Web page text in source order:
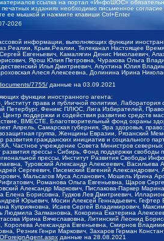
ссылка на портал «ИнфоШОС»
изданиях необходимо письменное
ее мышкой и нажмите клавиши Ctrl+Enter
2026
информации, выполняющих функции
Крым.Реалии, Телеканал Настоящее
Евгеньевич, Камалягин Денис Николаевич,
Ярош Юлия Петровна, Чуракова Ольга
Илья Дмитриевич, Апухтина Юлия
Алеся Алексеевна, Долинина Ирина
7755/ данные на 03.09.2021
функции иностранного агента:
права и публичной политики,
Петербург, Феникс ПЛЮС, Лига Избирателей,
поддержки и содействия развитию средств
ВМЕСТЕ, Благотворительный фонд охраны
Апрель, Самарская губерния, Эра здоровья,
группа, Женщины Евразии, Рязанский
развития гражданских инициатив и социального
учреждение Совета Министров северных
прессы - Сибирь, Фонд поддержки
прессы, Институт Развития Свободы
Туровский Александр Алексеевич,
Сергеевич, Писемский Евгений
Мальсагов Муса Асланович, Мошель Ирина
Романова Ольга Евгеньевна, Щаров
Александр Маркович, Пислакова-Паркер
Елена Борисовна, Гудков Лев Дмитриевич,
Юрьевич, Мосин Алексей Геннадьевич,
Куприяновна, Исаев Сергей Владимирович,
Людмила Залмановна, Кокорина Екатерина
Ирина Вячеславовна, Литинский Леонид
Королева Александра Евгеньевна, Смирнов
Резник Генри Маркович, Захаров Герман
данные на 28.08.2021